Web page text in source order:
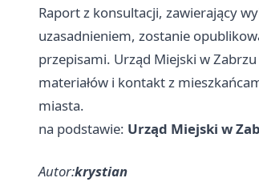
Raport z konsultacji, zawierający
uzasadnieniem, zostanie
przepisami. Urząd Miejski w
materiałów i kontakt z
miasta.
na podstawie: Urząd Miejski w
Autor:krystian